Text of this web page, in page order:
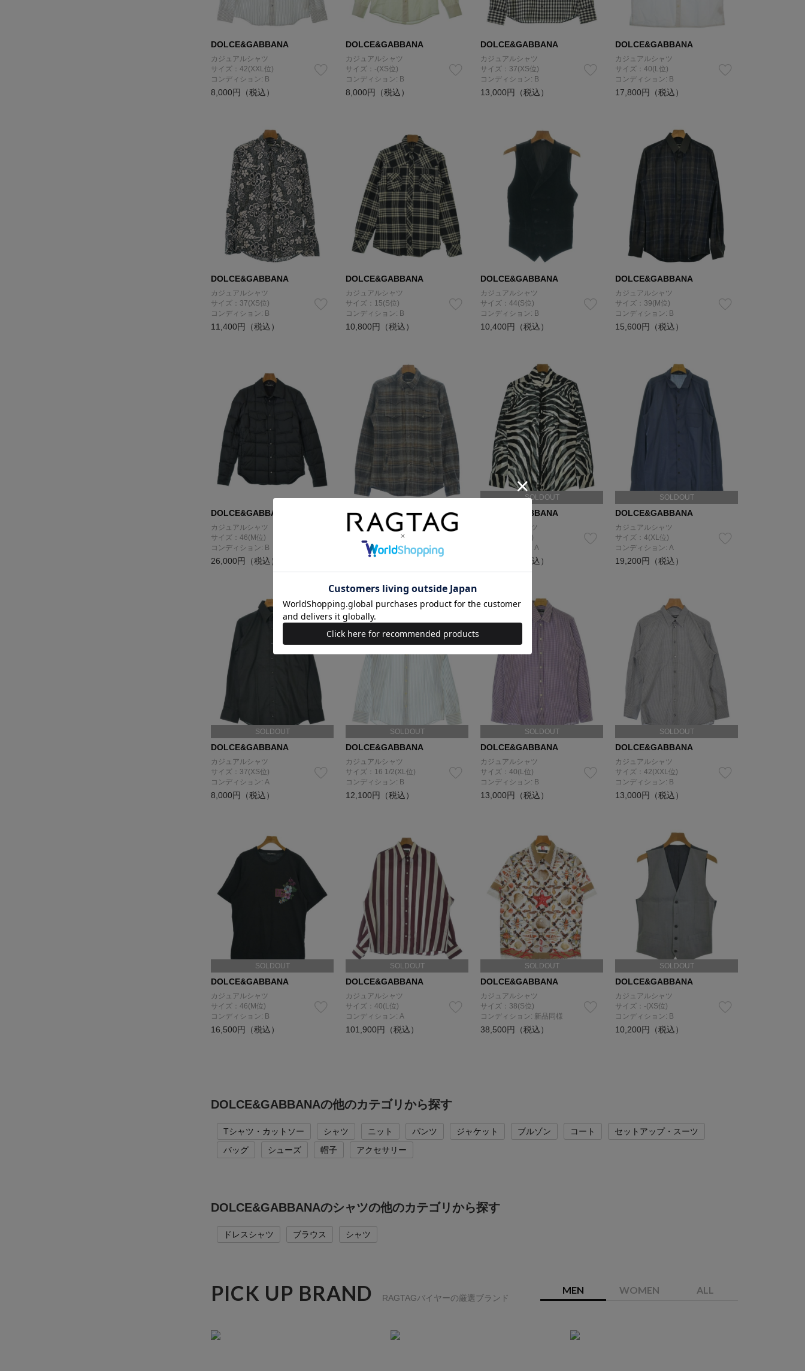
DOLCE&GABBANA
カジュアルシャツ
サイズ：42(XXL位)
コンディション: B
8,000円（税込）
DOLCE&GABBANA
カジュアルシャツ
サイズ：-(XS位)
コンディション: B
8,000円（税込）
DOLCE&GABBANA
カジュアルシャツ
サイズ：37(XS位)
コンディション: B
13,000円（税込）
DOLCE&GABBANA
カジュアルシャツ
サイズ：40(L位)
コンディション: B
17,800円（税込）
DOLCE&GABBANA
カジュアルシャツ
サイズ：37(XS位)
コンディション: B
11,400円（税込）
DOLCE&GABBANA
カジュアルシャツ
サイズ：15(S位)
コンディション: B
10,800円（税込）
DOLCE&GABBANA
カジュアルシャツ
サイズ：44(S位)
コンディション: B
10,400円（税込）
DOLCE&GABBANA
カジュアルシャツ
サイズ：39(M位)
コンディション: B
15,600円（税込）
DOLCE&GABBANA
カジュアルシャツ
サイズ：46(M位)
コンディション: B
26,000円（税込）
DOLCE&GABBANA
カジュアルシャツ
コンディション: B
SOLDOUT
DOLCE&GABBANA
カジュアルシャツ
サイズ：40(L位)
コンディション: A
10,400円（税込）
SOLDOUT
DOLCE&GABBANA
カジュアルシャツ
サイズ：4(XL位)
コンディション: A
19,200円（税込）
SOLDOUT
DOLCE&GABBANA
カジュアルシャツ
サイズ：37(XS位)
コンディション: A
8,000円（税込）
SOLDOUT
DOLCE&GABBANA
カジュアルシャツ
サイズ：16 1/2(XL位)
コンディション: B
12,100円（税込）
SOLDOUT
DOLCE&GABBANA
カジュアルシャツ
サイズ：40(L位)
コンディション: B
13,000円（税込）
SOLDOUT
DOLCE&GABBANA
カジュアルシャツ
サイズ：42(XXL位)
コンディション: B
13,000円（税込）
SOLDOUT
DOLCE&GABBANA
カジュアルシャツ
サイズ：46(M位)
コンディション: B
16,500円（税込）
SOLDOUT
DOLCE&GABBANA
カジュアルシャツ
サイズ：40(L位)
コンディション: A
101,900円（税込）
SOLDOUT
DOLCE&GABBANA
カジュアルシャツ
サイズ：38(S位)
コンディション: 新品同様
38,500円（税込）
SOLDOUT
DOLCE&GABBANA
カジュアルシャツ
サイズ：-(XS位)
コンディション: B
10,200円（税込）
DOLCE&GABBANAの他のカテゴリから探す
Tシャツ・カットソー シャツ ニット パンツ ジャケット ブルゾン コート
セットアップ・スーツ
バッグ
シューズ 帽子 アクセサリー
DOLCE&GABBANAのシャツの他のカテゴリから探す
ドレスシャツ ブラウス シャツ
PICK UP BRAND RAGTAGバイヤーの厳選ブランド
MEN WOMEN ALL